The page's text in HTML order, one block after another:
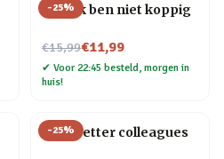
-25%
Mok Ik ben niet koppig
€15,99
Nu voor€11,99
✔ Voor 22:45 besteld, morgen in
huis!
-25%
Mok Better colleagues